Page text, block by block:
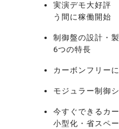
実演デモ大好評
う間に稼働開始
制御盤の設計・
6つの特長
カーボンフリー
モジュラー制御
今すぐできるカ
小型化・省スペ